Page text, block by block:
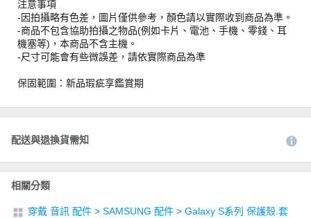
注意事項
-因拍攝略有色差，圖片僅供參考，顏色請以實際收到商品為準。
-商品不包含協助拍攝之物品(例如卡片、電池、手機、零錢、耳
機塞等)，本商品不含主機。
-尺寸可能會有些微誤差，請依實際商品為準
保固範圍：新品瑕疵享鑑賞期
配送與退換貨需知
相關分類
穿戴 音訊 配件 > SAMSUNG 配件 > Galaxy S系列 保護殼.套